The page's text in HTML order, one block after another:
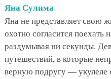
Яна Сулима
Яна не представляет свою
охотно согласится поехать
раздумывая ни секунды.
путешествий, в которые
верную подругу — укулеле